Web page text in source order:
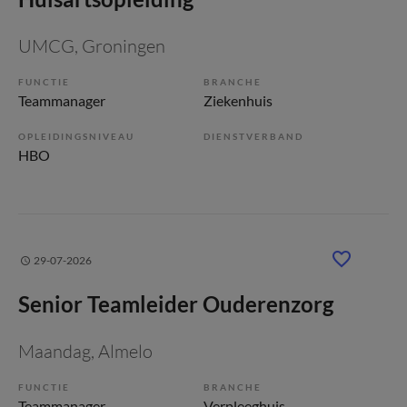
UMCG, Groningen
FUNCTIE
Teammanager
BRANCHE
Ziekenhuis
OPLEIDINGSNIVEAU
HBO
DIENSTVERBAND
29-07-2026
Senior Teamleider Ouderenzorg
Maandag, Almelo
FUNCTIE BRANCHE